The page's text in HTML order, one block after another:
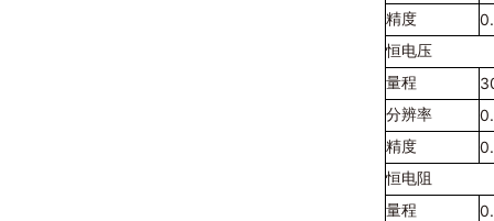
精度
恒电压
量程
分辨率
精度
恒电阻
量程